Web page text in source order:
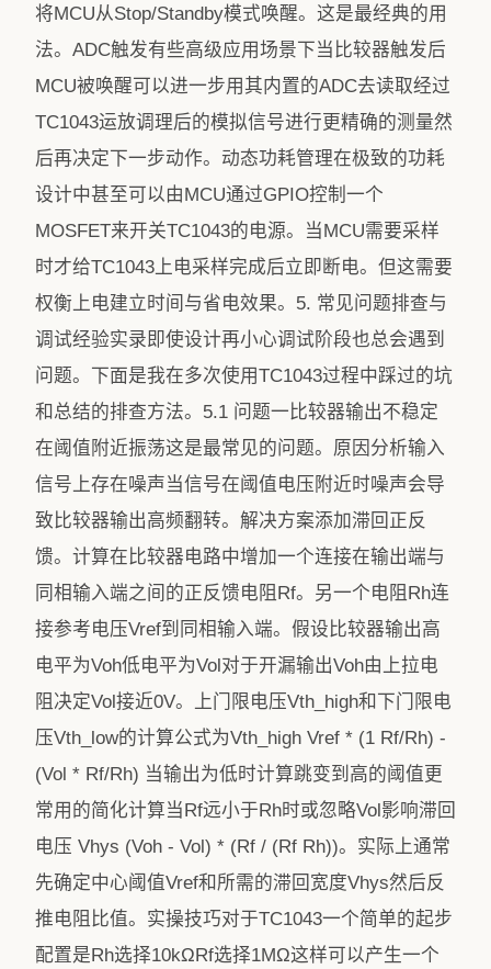
将MCU从Stop/Standby模式唤醒。这是最经典的用
法。ADC触发有些高级应用场景下当比较器触发后
MCU被唤醒可以进一步用其内置的ADC去读取经过
TC1043运放调理后的模拟信号进行更精确的测量然
后再决定下一步动作。动态功耗管理在极致的功耗
设计中甚至可以由MCU通过GPIO控制一个
MOSFET来开关TC1043的电源。当MCU需要采样
时才给TC1043上电采样完成后立即断电。但这需要
权衡上电建立时间与省电效果。5. 常见问题排查与
调试经验实录即使设计再小心调试阶段也总会遇到
问题。下面是我在多次使用TC1043过程中踩过的坑
和总结的排查方法。5.1 问题一比较器输出不稳定
在阈值附近振荡这是最常见的问题。原因分析输入
信号上存在噪声当信号在阈值电压附近时噪声会导
致比较器输出高频翻转。解决方案添加滞回正反
馈。计算在比较器电路中增加一个连接在输出端与
同相输入端之间的正反馈电阻Rf。另一个电阻Rh连
接参考电压Vref到同相输入端。假设比较器输出高
电平为Voh低电平为Vol对于开漏输出Voh由上拉电
阻决定Vol接近0V。上门限电压Vth_high和下门限电
压Vth_low的计算公式为Vth_high Vref * (1 Rf/Rh) -
(Vol * Rf/Rh) 当输出为低时计算跳变到高的阈值更
常用的简化计算当Rf远小于Rh时或忽略Vol影响滞回
电压 Vhys (Voh - Vol) * (Rf / (Rf Rh))。实际上通常
先确定中心阈值Vref和所需的滞回宽度Vhys然后反
推电阻比值。实操技巧对于TC1043一个简单的起步
配置是Rh选择10kΩRf选择1MΩ这样可以产生一个